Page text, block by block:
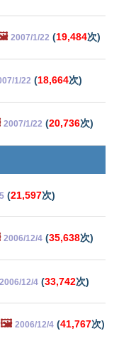
2007/1/22 (19,484次)
1/22 (18,664次)
2007/1/22 (20,736次)
(21,597次)
2006/12/4 (35,638次)
2006/12/4 (33,742次)
🖼️ 2006/12/4 (41,767次)